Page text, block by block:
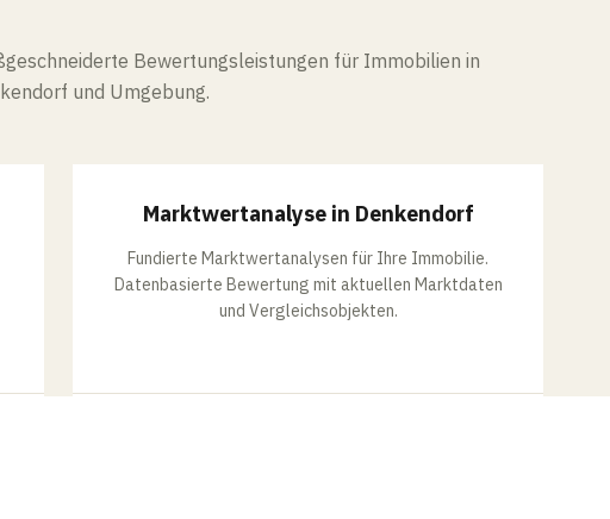
Bewertungsleistungen für Immobilien in
und Umgebung.
MARKTWERT
Marktwertanalyse in Denkendorf
Fundierte Marktwertanalysen für Ihre Immobilie.
Datenbasierte Bewertung mit aktuellen Marktdaten
und Vergleichsobjekten.